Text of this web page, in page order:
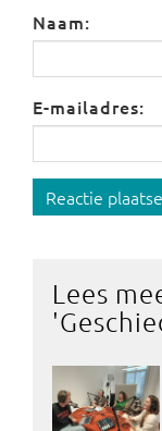
Naam:
E-mailadres:
Reactie
Lees
'